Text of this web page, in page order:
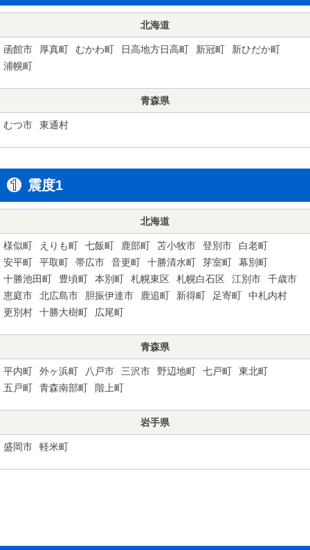
北海道
函館市 厚真町 むかわ町 日高地方日高町 新冠町
新ひだか町
浦幌町
青森県
むつ市 東通村
震度1
北海道
様似町 えりも町 七飯町 鹿部町 苫小牧市 登別市
白老町
安平町
平取町 帯広市 音更町 十勝清水町 芽室町
幕別町
十勝池田町
豊頃町 本別町 札幌東区 札幌白石区 江別市
千歳市
恵庭市
北広島市 胆振伊達市 鹿追町 新得町 足寄町
中札内村
更別村
十勝大樹町 広尾町
青森県
平内町 外ヶ浜町 八戸市 三沢市 野辺地町 七戸町
東北町
五戸町
青森南部町 階上町
岩手県
盛岡市 軽米町